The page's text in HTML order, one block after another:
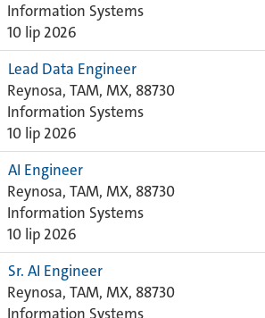
Information Systems
10 lip 2026
Lead Data Engineer
Reynosa, TAM, MX, 88730
Information Systems
10 lip 2026
AI Engineer
Reynosa, TAM, MX, 88730
Information Systems
10 lip 2026
Sr. AI Engineer
Reynosa, TAM, MX, 88730
Information Systems